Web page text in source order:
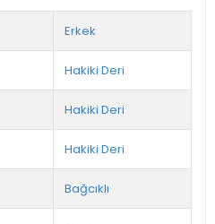
Erkek
Hakiki Deri
Hakiki Deri
Hakiki Deri
Bağcıklı